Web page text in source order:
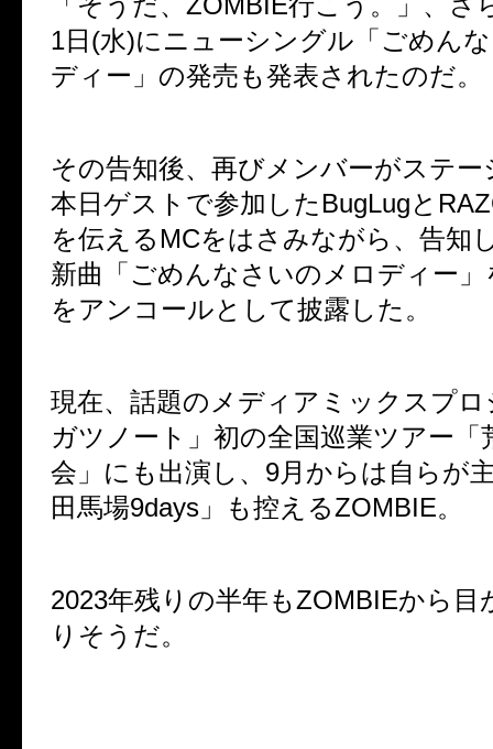
1日(水)にニューシングル「ごめん
ディー」の発売も発表されたのだ。
その告知後、再びメンバーがステー
本日ゲストで参加したBugLugと
を伝えるMCをはさみながら、告知
新曲「ごめんなさいのメロディー」
をアンコールとして披露した。
現在、話題のメディアミックスプ
ガツノート」初の全国巡業ツアー「
会」にも出演し、9月からは自らが
田馬場9days」も控えるZOMBIE。
2023年残りの半年もZOMBIEから目
りそうだ。